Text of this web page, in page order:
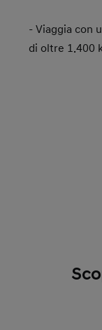
- Viaggia con
di oltre 1.400